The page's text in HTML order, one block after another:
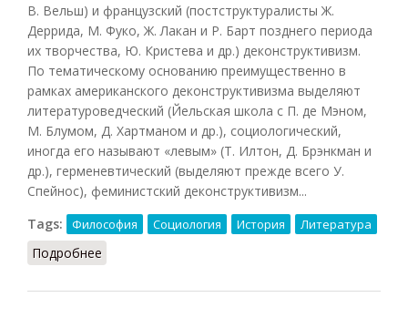
В. Вельш) и французский (постструктуралисты Ж.
Деррида, М. Фуко, Ж. Лакан и Р. Барт позднего периода
их творчества, Ю. Кристева и др.) деконструктивизм.
По тематическому основанию преимущественно в
рамках американского деконструктивизма выделяют
литературоведческий (Йельская школа с П. де Мэном,
М. Блумом, Д. Хартманом и др.), социологический,
иногда его называют «левым» (Т. Илтон, Д. Брэнкман и
др.), герменевтический (выделяют прежде всего У.
Спейнос), феминистский деконструктивизм...
Tags:
Философия Социология История Литература
Подробнее